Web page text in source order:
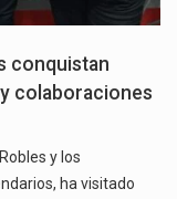
conquistan
colaboraciones
y los
ha visitado